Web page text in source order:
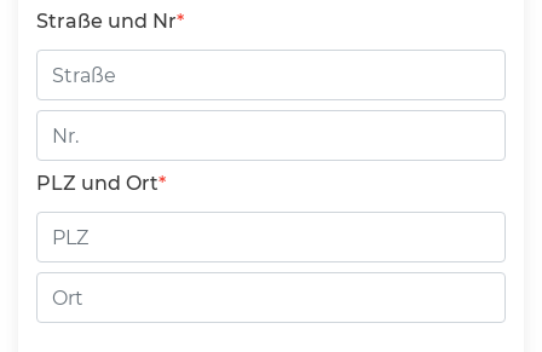
Straße und Nr
Straße
Hausnummer
PLZ und Ort
PLZ
Ort